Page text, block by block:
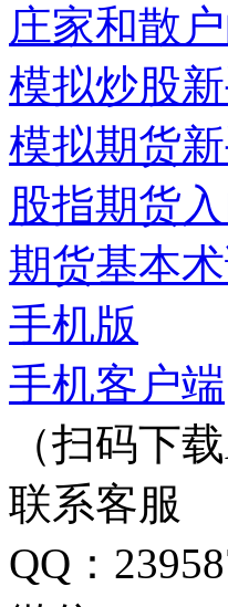
庄家和散
模拟炒股
模拟期货
股指期货
期货基本
手机版
手机客户端
（扫码下载
联系客服
QQ：